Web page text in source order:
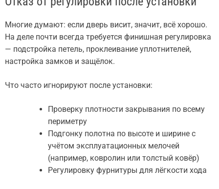
Многие думают: если дверь висит, значит, всё хорошо.
На деле почти всегда требуется финишная регулировка
— подстройка петель, проклеивание уплотнителей,
настройка замков и защёлок.
Что часто игнорируют после установки:
Проверку плотности закрывания по всему
периметру
Подгонку полотна по высоте и ширине с
учётом эксплуатационных мелочей
(например, ковролин или толстый ковёр)
Регулировку фурнитуры для лёгкости хода